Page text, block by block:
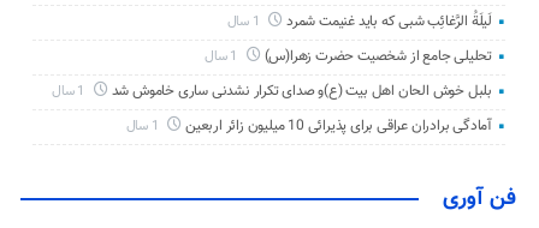
لَیلَةُ الرَّغائِب شبی که باید غنیمت شمرد
تحلیلی جامع از شخصیت حضرت زهرا(س)
بلبل خوش الحان اهل بیت (ع)و صدای تکرار نشدنی ساری خاموش شد
آمادگی برادران عراقی برای پذیرائی 10 میلیون زائر اربعین
فن آوری